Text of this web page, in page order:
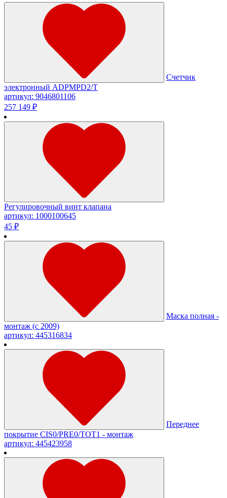
Счетчик
электронный ADPMPD2/T
артикул: 9046801106
257 149 ₽
Регулировочный винт клапана
артикул: 1000100645
45 ₽
Маска полная -
монтаж (c 2009)
артикул: 445316834
Переднее
покрытие CIS0/PRE0/TOT1 - монтаж
артикул: 445423958